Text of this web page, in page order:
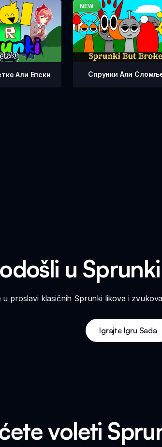
Али Епски Спрунки Али
u
u proslavi klasičnih Sprunki likova i
Igrajte Igru Sada
voleti